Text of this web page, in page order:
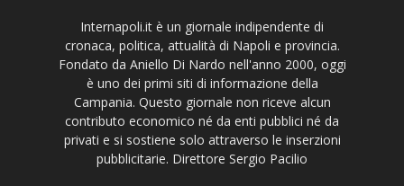
Internapoli.it è un giornale indipendente di
cronaca, politica, attualità di Napoli e provincia.
Fondato da Aniello Di Nardo nell'anno 2000, oggi
è uno dei primi siti di informazione della
Campania. Questo giornale non riceve alcun
contributo economico né da enti pubblici né da
privati e si sostiene solo attraverso le inserzioni
pubblicitarie. Direttore Sergio Pacilio